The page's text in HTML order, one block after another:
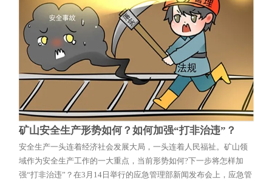
水土保持/土地复垦方案编制
环境监测与评价
地震安全性评价
邦泰云安全
矿山安全生产形势如何？如何加强“打非治违”？
安全生产一头连着经济社会发展大局，一头连着人民福祉。矿山领
域作为安全生产工作的一大重点，当前形势如何?下一步将怎样加
强“打非治违”？在3月14日举行的应急管理部新闻发布会上，应急管